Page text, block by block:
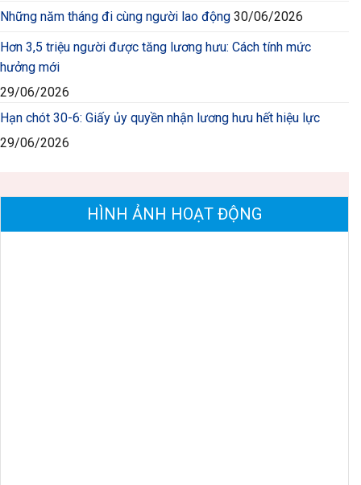
Những năm tháng đi cùng người lao động 30/06/2026
Hơn 3,5 triệu người được tăng lương hưu: Cách tính mức
hưởng mới
29/06/2026
Hạn chót 30-6: Giấy ủy quyền nhận lương hưu hết hiệu lực
29/06/2026
HÌNH ẢNH HOẠT ĐỘNG